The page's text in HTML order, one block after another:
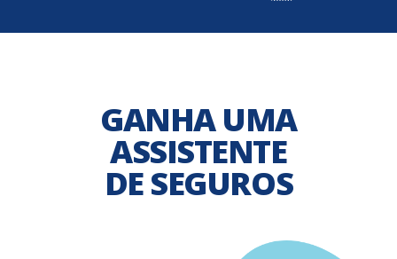
GANHA UMA
ASSISTENTE
DE SEGUROS